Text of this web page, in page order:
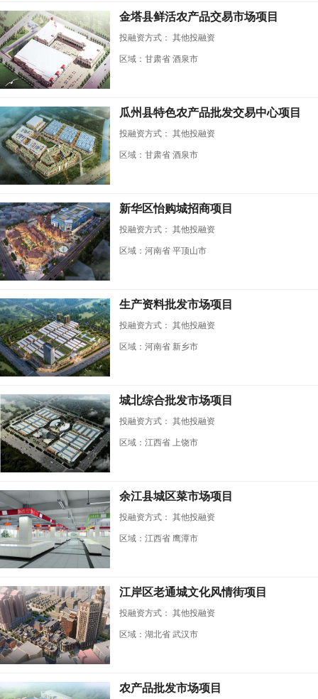
金塔县鲜活农产品交易市场项目
投融资方式： 其他投融资
区域：甘肃省 酒泉市
瓜州县特色农产品批发交易中心项目
投融资方式： 其他投融资
区域：甘肃省 酒泉市
新华区怡购城招商项目
投融资方式： 其他投融资
区域：河南省 平顶山市
生产资料批发市场项目
投融资方式： 其他投融资
区域：河南省 新乡市
城北综合批发市场项目
投融资方式： 其他投融资
区域：江西省 上饶市
余江县城区菜市场项目
投融资方式： 其他投融资
区域：江西省 鹰潭市
江岸区老通城文化风情街项目
投融资方式： 其他投融资
区域：湖北省 武汉市
农产品批发市场项目